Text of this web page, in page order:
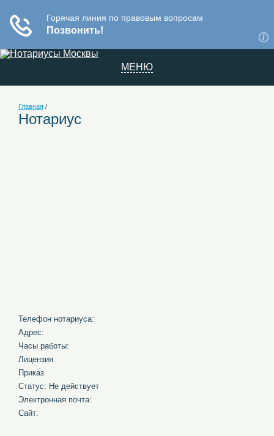
МЕНЮ
Главная /
Нотариус
Телефон нотариуса:
Адрес:
Часы работы:
Лицензия
Приказ
Статус: Не действует
Электронная почта:
Сайт: